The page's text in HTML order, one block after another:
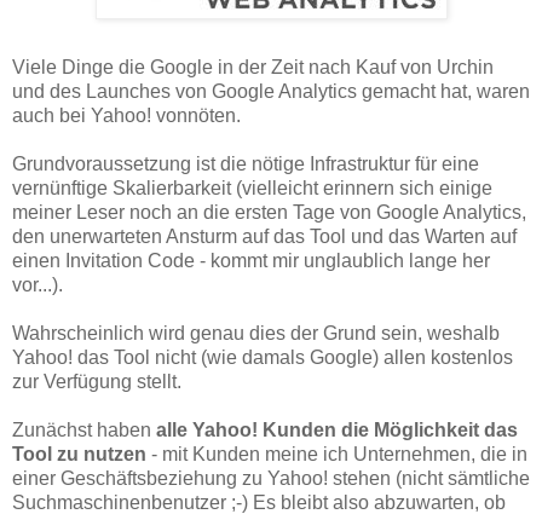
Viele Dinge die Google in der Zeit nach Kauf von Urchin
und des Launches von Google Analytics gemacht hat, waren
auch bei Yahoo! vonnöten.
Grundvoraussetzung ist die nötige Infrastruktur für eine
vernünftige Skalierbarkeit (vielleicht erinnern sich einige
meiner Leser noch an die ersten Tage von Google Analytics,
den unerwarteten Ansturm auf das Tool und das Warten auf
einen Invitation Code - kommt mir unglaublich lange her
vor...).
Wahrscheinlich wird genau dies der Grund sein, weshalb
Yahoo! das Tool nicht (wie damals Google) allen kostenlos
zur Verfügung stellt.
Zunächst haben alle Yahoo! Kunden die Möglichkeit das
Tool zu nutzen - mit Kunden meine ich Unternehmen, die in
einer Geschäftsbeziehung zu Yahoo! stehen (nicht sämtliche
Suchmaschinenbenutzer ;-) Es bleibt also abzuwarten, ob